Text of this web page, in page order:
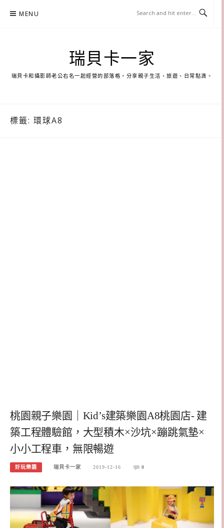
MENU
瑞貝卡一家
瑞貝卡和攝影師老公右名一起經營的部落格，分享親子生活、旅遊、日常點滴。
標籤: 環球A8
桃園親子樂園｜Kid’s建築樂園A8桃園店- 建
築工程體驗館，大型積木×沙坑×蹦跳氣墊×
小小工程車，無限暢遊
好玩樂園 瑞貝卡一家 2019-12-16 0